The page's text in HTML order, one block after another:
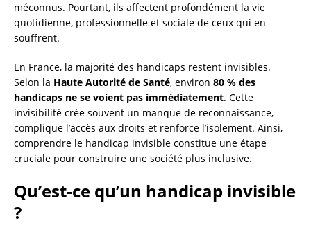
méconnus. Pourtant, ils affectent profondément la vie
quotidienne, professionnelle et sociale de ceux qui en
souffrent.
En France, la majorité des handicaps restent invisibles.
Selon la Haute Autorité de Santé, environ 80 % des
handicaps ne se voient pas immédiatement. Cette
invisibilité crée souvent un manque de reconnaissance,
complique l’accès aux droits et renforce l’isolement. Ainsi,
comprendre le handicap invisible constitue une étape
cruciale pour construire une société plus inclusive.
Qu’est-ce qu’un handicap invisible
?